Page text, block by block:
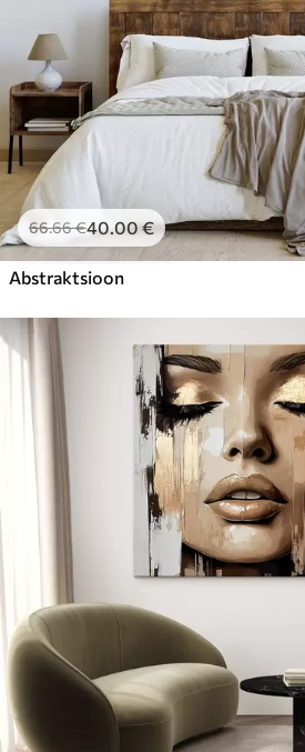
66.66€40.00€
Abstraktsioon